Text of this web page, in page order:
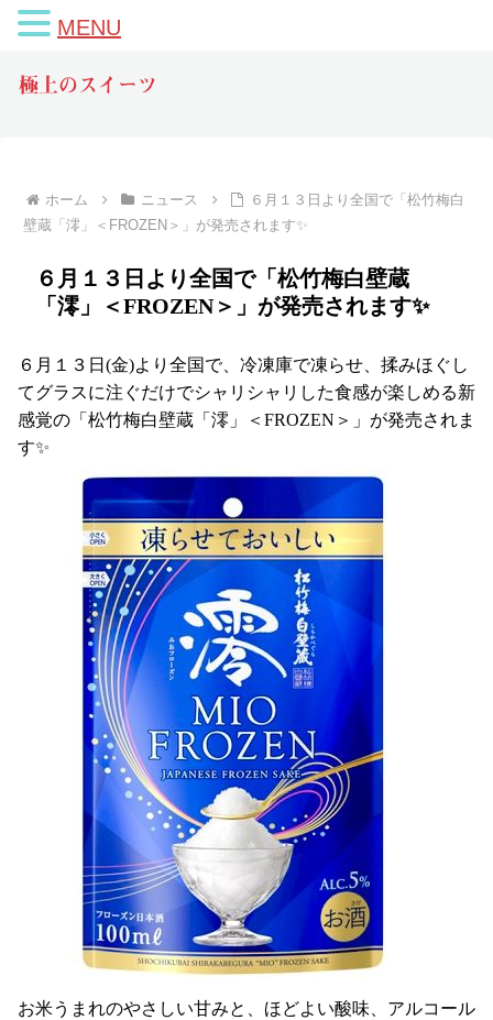
極上のスイーツ
ホーム ニュース
６月１３日より全国で「松竹梅白
壁蔵「澪」＜FROZEN＞」が発売されます✨
６月１３日より全国で「松竹梅白壁蔵
「澪」＜FROZEN＞」が発売されます✨
６月１３日(金)より全国で、冷凍庫で凍らせ、揉みほぐし
てグラスに注ぐだけでシャリシャリした食感が楽しめる新
感覚の「松竹梅白壁蔵「澪」＜FROZEN＞」が発売されま
す✨
お米うまれのやさしい甘みと、ほどよい酸味、アルコール
MENU